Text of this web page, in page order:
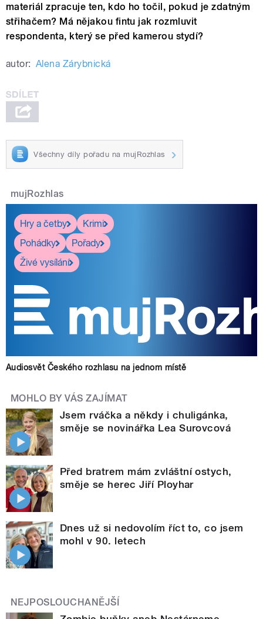
materiál zpracuje ten, kdo ho točil, pokud je zdatným
střihačem? Má nějakou fintu jak rozmluvit
respondenta, který se před kamerou stydí?
autor: Alena Zárybnická
Všechny díly pořadu na mujRozhlas
mujRozhlas
Hry a četby
Krimi
Pohádky
Pořady
Živé vysílání
Audiosvět Českého rozhlasu na jednom místě
MOHLO BY VÁS ZAJÍMAT
Jsem rváčka a někdy i chuligánka,
směje se novinářka Lea Surovcová
Před bratrem mám zvláštní ostych,
směje se herec Jiří Ployhar
Dnes už si nedovolím říct to, co jsem
mohl v 90. letech
NEJPOSLOUCHANĚJŠÍ